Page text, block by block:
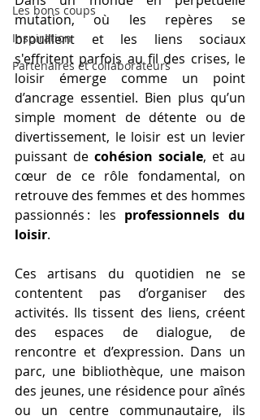
Les bons coups
Inspiration
Partenaires et collaborateurs
mutation, où les repères se
brouillent et les liens sociaux
s'effritent parfois au fil des crises, le
loisir émerge comme un point
d’ancrage essentiel. Bien plus qu’un
simple moment de détente ou de
divertissement, le loisir est un levier
puissant de cohésion sociale, et au
cœur de ce rôle fondamental, on
retrouve des femmes et des hommes
passionnés : les professionnels du
loisir.
Ces artisans du quotidien ne se
contentent pas d’organiser des
activités. Ils tissent des liens, créent
des espaces de dialogue, de
rencontre et d’expression. Dans un
parc, une bibliothèque, une maison
des jeunes, une résidence pour aînés
ou un centre communautaire, ils